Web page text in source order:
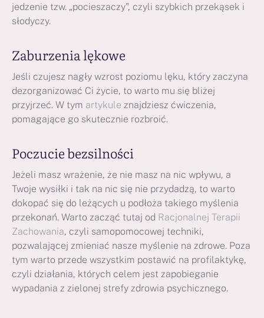
jedzenie tzw. „pocieszaczy”, czyli szybkich przekąsek i
słodyczy.
Zaburzenia lękowe
Jeśli czujesz nagły wzrost poziomu lęku, który zaczyna
dezorganizować Ci życie, to warto mu się bliżej
przyjrzeć. W tym artykule znajdziesz ćwiczenia,
pomagające go skutecznie rozbroić.
Poczucie bezsilności
Jeżeli masz wrażenie, że nie masz na nic wpływu, a
Twoje wysiłki i tak na nic się nie przydadzą, to warto
dokopać się do leżących u podłoża takiego myślenia
przekonań. Warto zacząć tutaj od Racjonalnej Terapii
Zachowania, czyli samopomocowej techniki,
pozwalającej zmieniać nasze myślenie na zdrowe. Poza
tym warto przede wszystkim postawić na profilaktykę,
czyli działania, których celem jest zapobieganie
wypadania z zielonej strefy zdrowia psychicznego.